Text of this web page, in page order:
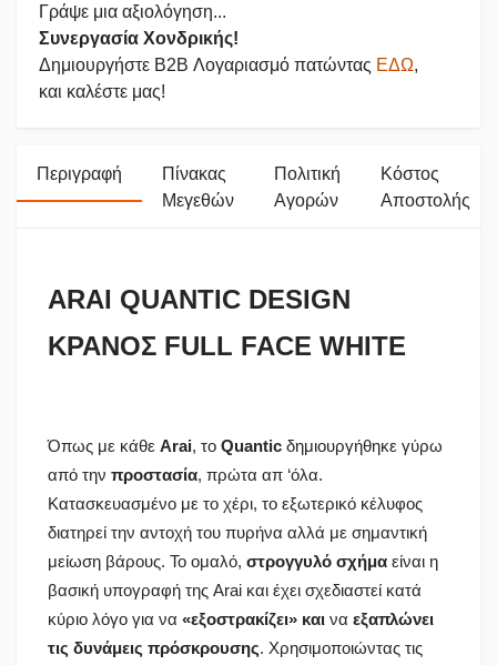
Γράψε μια αξιολόγηση...
Συνεργασία Χονδρικής!
Δημιουργήστε B2B Λογαριασμό πατώντας ΕΔΩ,
και καλέστε μας!
Περιγραφή
Πίνακας
Μεγεθών
Πολιτική
Αγορών
Κόστος
Αποστολής
ARAI QUANTIC DESIGN
ΚΡΑΝΟΣ FULL FACE WHITE
Όπως με κάθε Arai, το Quantic δημιουργήθηκε γύρω
από την προστασία, πρώτα απ ‘όλα.
Κατασκευασμένο με το χέρι, το εξωτερικό κέλυφος
διατηρεί την αντοχή του πυρήνα αλλά με σημαντική
μείωση βάρους. Το ομαλό, στρογγυλό σχήμα είναι η
βασική υπογραφή της Arai και έχει σχεδιαστεί κατά
κύριο λόγο για να «εξοστρακίζει» και να εξαπλώνει
τις δυνάμεις πρόσκρουσης. Χρησιμοποιώντας τις